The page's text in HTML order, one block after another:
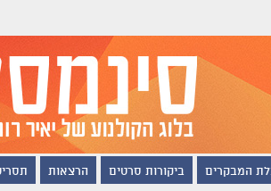
המבקרים ביקורות סרטים הרצאות